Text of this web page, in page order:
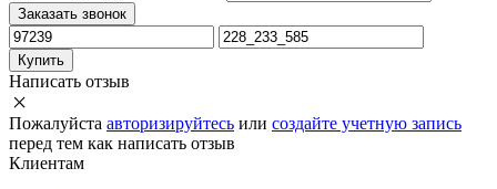
Заказать звонок
Купить
Написать отзыв
Пожалуйста авторизируйтесь или создайте учетную запись
перед тем как написать отзыв
Клиентам